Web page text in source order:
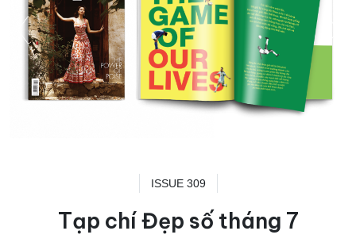
ISSUE 309
Tạp chí Đẹp số tháng 7